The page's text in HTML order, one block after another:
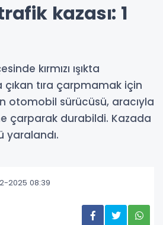
kazası: 1
kırmızı ışıkta
tıra çarpmamak için
otomobil sürücüsü, aracıyla
çarparak durabildi. Kazada
yaralandı.
2025 08:39